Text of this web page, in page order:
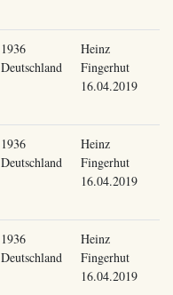
1936
Deutschland
Heinz
Fingerhut
16.04.2019
1936
Deutschland
Heinz
Fingerhut
16.04.2019
1936
Deutschland
Heinz
Fingerhut
16.04.2019